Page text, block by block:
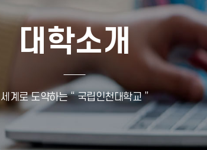
대학소개
세계로 도약하는 “ 국립인천대학교 ”